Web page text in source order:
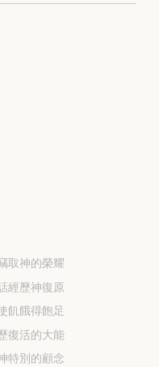
取神的榮耀
經歷神復原
飢餓得飽足
復活的大能
特別的顧念